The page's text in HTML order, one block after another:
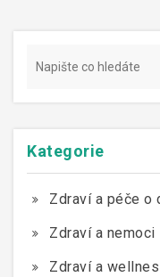
Kategorie
Zdraví a péče o
Zdraví a nemoci
Zdraví a